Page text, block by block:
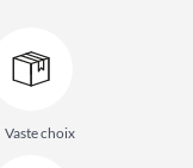
Vaste choix